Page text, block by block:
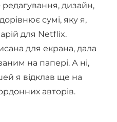
дизайн,
сумі, яку я,
для Netflix.
для екрана, дала
на папері. А ні,
я відклав ще на
авторів.